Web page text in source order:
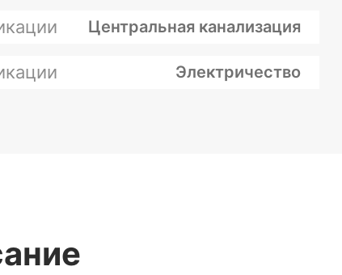
Центральная канализация
Электричество